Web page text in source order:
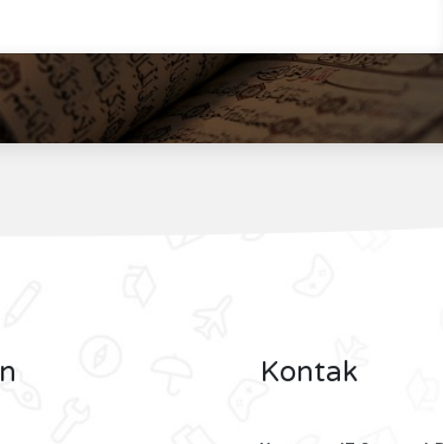
Kontak